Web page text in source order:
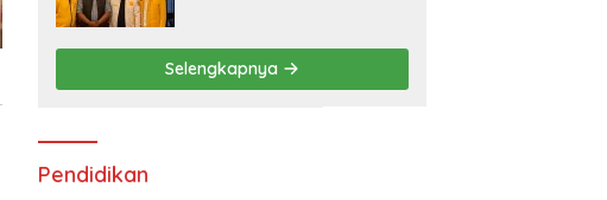
Libatkan Generasi Muda
Selengkapnya
Pendidikan